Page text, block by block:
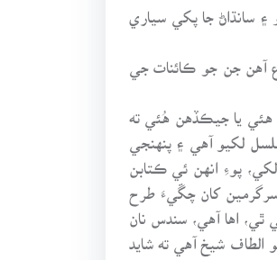
سانڌاڻ جا پکي سياري
آهن جن جو ڪائنات جي
يا جيڪڏهن هُئي ته
لکيو آهي ۽ پنهنجي
پوءِ انهن ئي ڪتابن
کان چڱيءَ طرح
اها آهي، سندس نان
شيخ آهي ته شايد